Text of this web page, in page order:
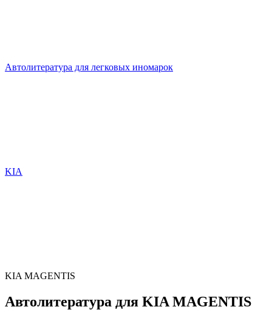
Автолитература для легковых иномарок
KIA
KIA MAGENTIS
Автолитература для KIA MAGENTIS